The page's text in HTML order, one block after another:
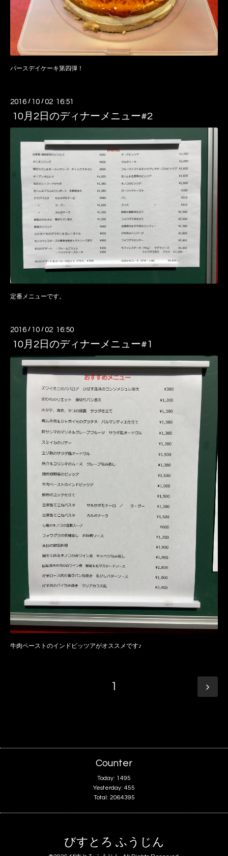
バースデイケーキ第四弾！
2016 / 10 /02 16:51
10月2日のディナーメニュー#2
定番メニューです。
2016 / 10 /02 16:50
10月2日のディナーメニュー#1
牛肉ペーストのインドピッツアがオススメです♪
1
Counter
Today: 1495
Yesterday: 455
Total: 2064395
びすとろ ふうじん